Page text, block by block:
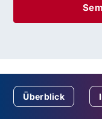
Überblick